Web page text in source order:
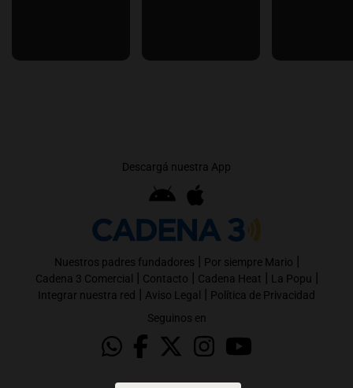
Descargá nuestra App
Nuestros padres fundadores | Por siempre Mario |
Cadena 3 Comercial | Contacto | Cadena Heat | La Popu |
Integrar nuestra red | Aviso Legal | Política de Privacidad
Seguinos en